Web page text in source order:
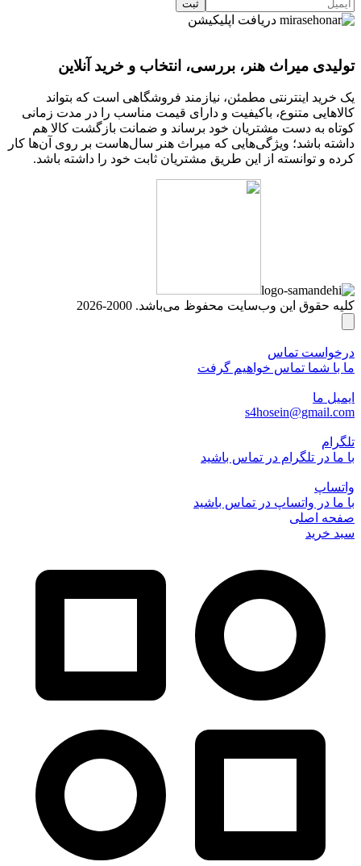
دریافت اپلیکیشن
تولیدی میراث هنر، بررسی، انتخاب و خرید آنلاین
یک خرید اینترنتی مطمئن، نیازمند فروشگاهی است که بتواند
کالاهایی متنوع، باکیفیت و دارای قیمت مناسب را در مدت زمانی
کوتاه به دست مشتریان خود برساند و ضمانت بازگشت کالا هم
داشته باشد؛ ویژگی‌هایی که میراث هنر سال‌هاست بر روی آن‌ها کار
کرده و توانسته از این طریق مشتریان ثابت خود را داشته باشد.
کلیه حقوق این وب‌سایت محفوظ می‌باشد. 2000-2026
درخواست تماس
ما با شما تماس خواهیم گرفت
ایمیل ما
s4hosein@gmail.com
تلگرام
با ما در تلگرام در تماس باشید
واتساپ
با ما در واتساپ در تماس باشید
صفحه اصلی
سبد خرید